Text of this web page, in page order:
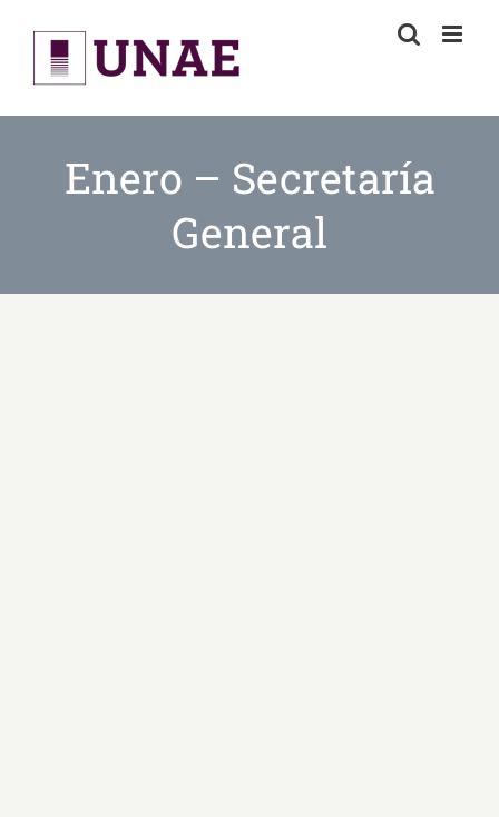
content
Enero – Secretaría
General